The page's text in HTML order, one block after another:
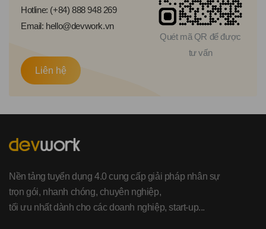
Hotline: (+84) 888 948 269
Email: hello@devwork.vn
Liên hệ
Quét mã QR để được
tư vấn
Nền tảng tuyển dụng 4.0 cung cấp giải pháp nhân sự
trọn gói, nhanh chóng, chuyên nghiệp,
tối ưu nhất dành cho các doanh nghiệp, start-up...